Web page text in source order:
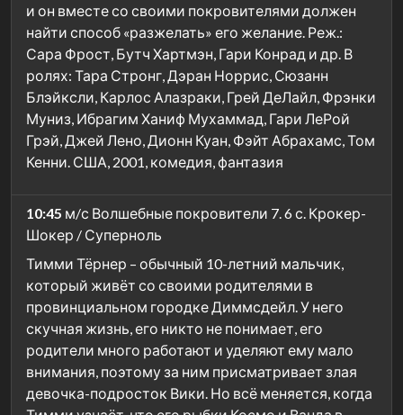
и он вместе со своими покровителями должен
найти способ «разжелать» его желание. Реж.:
Сара Фрост, Бутч Хартмэн, Гари Конрад и др. В
ролях: Тара Стронг, Дэран Норрис, Сюзанн
Блэйксли, Карлос Алазраки, Грей ДеЛайл, Фрэнки
Муниз, Ибрагим Ханиф Мухаммад, Гари ЛеРой
Грэй, Джей Лено, Дионн Куан, Фэйт Абрахамс, Том
Кенни. США, 2001, комедия, фантазия
10:45 м/с Волшебные покровители 7. 6 с. Крокер-
Шокер / Суперноль
Тимми Тёрнер – обычный 10-летний мальчик,
который живёт со своими родителями в
провинциальном городке Диммсдейл. У него
скучная жизнь, его никто не понимает, его
родители много работают и уделяют ему мало
внимания, поэтому за ним присматривает злая
девочка-подросток Вики. Но всё меняется, когда